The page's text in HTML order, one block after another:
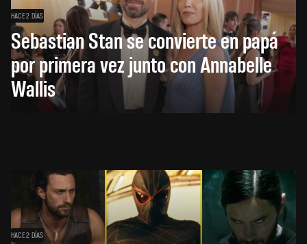
HACE 2 DÍAS
Sebastian Stan se convierte en papá
por primera vez junto con Annabelle
Wallis
HACE 2 DÍAS